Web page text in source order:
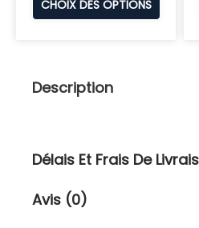
CHOIX DES OPTIONS
Description
Délais Et Frais De
Avis (0)